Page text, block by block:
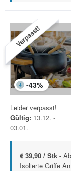
Verpasst!
-43%
Leider verpasst!
Gültig: 13.12. -
03.01.
€ 39,90 / Stk -
Isolierte Griffe